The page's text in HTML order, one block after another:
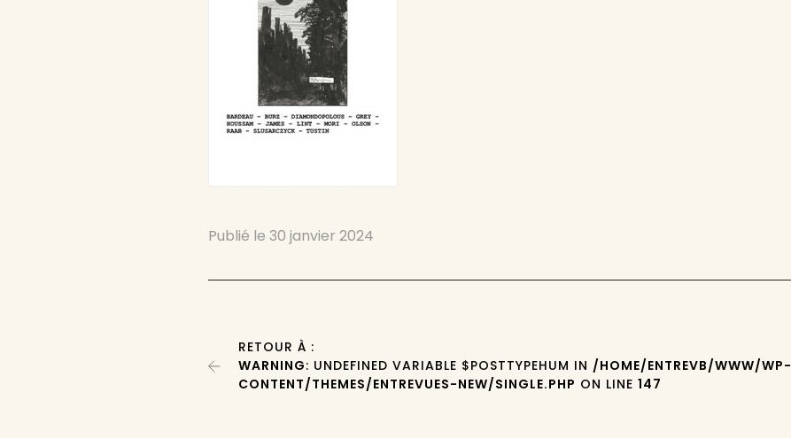
Publié le30 janvier 2024
RETOUR À :
WARNING: UNDEFINED VARIABLE $POSTTYPEHUM IN /HOME/ENTREVB/WWW/WP-
CONTENT/THEMES/ENTREVUES-NEW/SINGLE.PHP ON LINE147